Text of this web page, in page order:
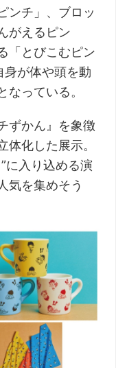
ンチ」、ブロッ
がえるピン
「とびこむピン
が体や頭を動
っている。
ずかん』を象徴
化した展示。
に入り込める演
気を集めそう